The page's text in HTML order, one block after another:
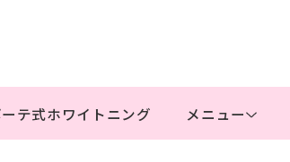
テ式ホワイトニング メニュー